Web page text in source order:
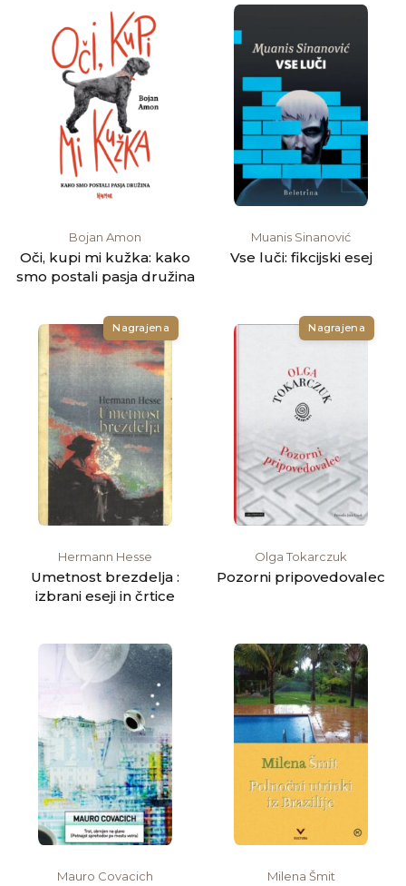
Bojan Amon
Oči, kupi mi kužka: kako
smo postali pasja družina
Muanis Sinanović
Vse luči: fikcijski esej
Nagrajena
Hermann Hesse
Umetnost brezdelja :
izbrani eseji in črtice
Nagrajena
Olga Tokarczuk
Pozorni pripovedovalec
Mauro Covacich Milena Šmit